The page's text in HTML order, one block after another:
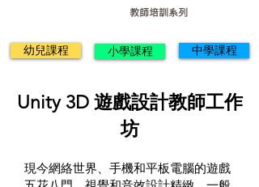
教師培訓系列
幼兒課程 小學課程 中學課程
現今網絡世界、手機和平板電腦的遊戲
Unity 3D 遊戲設計教師工作
坊